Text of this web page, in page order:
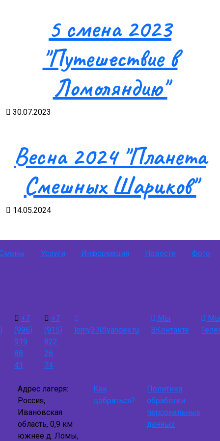
5 смена 2023
"Путешествие в
Ломоляндию"
30.07.2023
Весна 2024 "Планета
Смешных Шариков"
14.05.2024
Услуги Информация Новости Фото
+7
(996)
919
88
41
+7
(915)
822
26
74
lomy37@yandex.ru
Мы
ВКонтакте
Адрес лагеря:
Россия,
Ивановская
область, 0,9 км
южнее д. Ломы,
Как
добраться?
Политика
обработки
персональных
данных